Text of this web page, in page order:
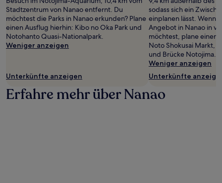
Preise
und
Verfügbarkeiten
können
sich
ändern.
zusätzliche
gelten.
Stadtzentrum von Nanao entfernt. Du
möchtest die Parks in Nanao erkunden? Plane
einen Ausflug hierhin: Kibo no Oka Park und
Notohanto Quasi-Nationalpark.
Weniger anzeigen
Unterkünfte anzeigen
sodass sich ein
einplanen lässt. Wenn
Angebot in Nanao in
möchtest, plane einen
Noto Shokusai Markt,
und Brücke Notojima.
Weniger anzeigen
Unterkünfte
Erfahre mehr über Nanao